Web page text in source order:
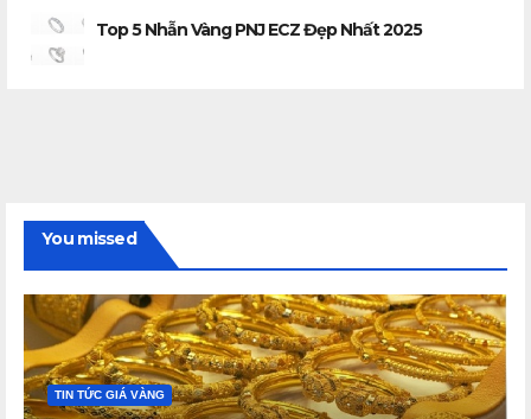
Top 5 Nhẫn Vàng PNJ ECZ Đẹp Nhất 2025
You missed
TIN TỨC GIÁ VÀNG